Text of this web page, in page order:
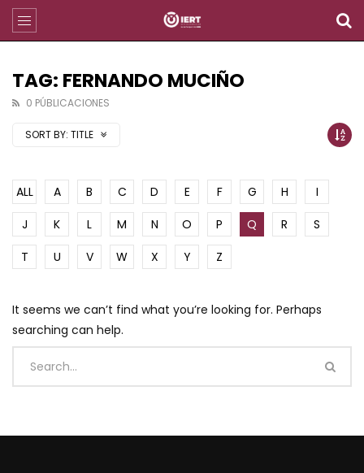
TAG: FERNANDO MUCIÑO
0 PÚBLICACIONES
SORT BY: TITLE
ALL A B C D E F G H
I
J
K L M N O P Q R
S
T
U V W X Y Z
It seems we can’t find what you’re looking for. Perhaps
searching can help.